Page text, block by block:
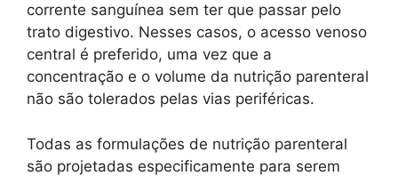
corrente sanguínea sem ter que passar pelo
trato digestivo. Nesses casos, o acesso venoso
central é preferido, uma vez que a
concentração e o volume da nutrição parenteral
não são tolerados pelas vias periféricas.
Todas as formulações de nutrição parenteral
são projetadas especificamente para serem